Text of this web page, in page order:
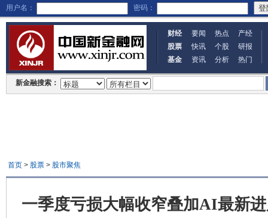
用户名： 密码：
财经 要闻 热点
产经
股票
快讯 个股
研报
基金
资讯 分析 热门
新金融搜索：
首页> 股票> 股市聚焦
一季度亏损大幅收窄叠加AI最新